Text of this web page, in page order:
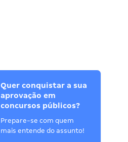
Quer conquistar a sua
aprovação em
concursos públicos?
Prepare-se com quem
mais entende do assunto!